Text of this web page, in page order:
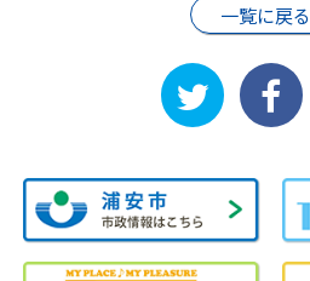
一覧に戻る